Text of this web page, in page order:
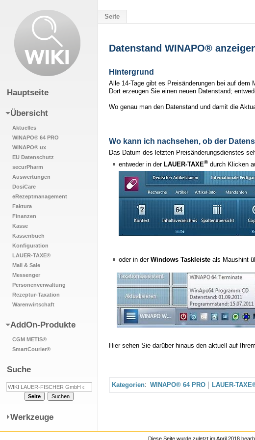
Datenstand WINAPO®
Hintergrund
Alle 14-Tage gibt es Preisänderungen bei auf
Dort erzeugen Sie einen neuen Datenstand;
Wo genau man den Datenstand und damit die
Wo kann ich nachsehen, ob der
Das Datum des letzten Preisänderungsdienstes
entweder in der LAUER-TAXE®durch Klicken
oder in der Windows Taskleiste als Maushint
Hier sehen Sie darüber hinaus den aktuell auf
Kategorien: WINAPO® 64 PRO LAUER-
Seite
Hauptseite
Übersicht
Aktuelles
WINAPO® 64 PRO
WINAPO® ux
EU Datenschutz
securPharm
Auswertungen
DosiCare
eRezeptmanagement
Faktura
Finanzen
Kasse
Kassenbuch
Konfiguration
LAUER-TAXE®
Mail & Sale
Messenger
Personenverwaltung
Rezeptur-Taxation
Warenwirtschaft
AddOn-Produkte
CGM METIS®
SmartCourier®
Suche
Werkzeuge
Diese Seite wurde zuletzt im April 2018